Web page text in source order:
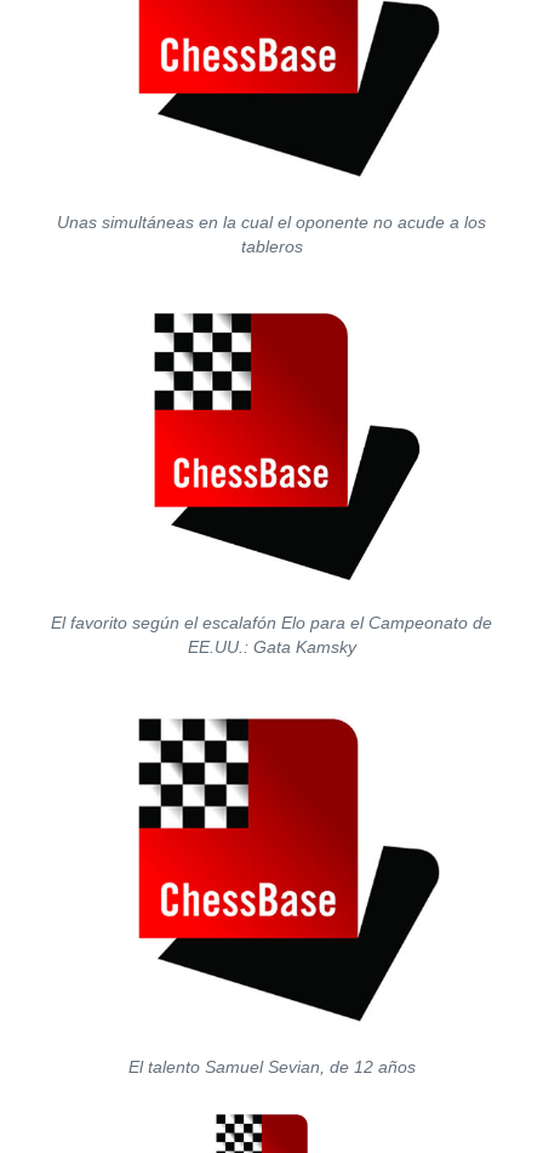
Unas simultáneas en la cual el oponente no acude a los
tableros
El favorito según el escalafón Elo para el Campeonato de
EE.UU.: Gata Kamsky
El talento Samuel Sevian, de 12 años